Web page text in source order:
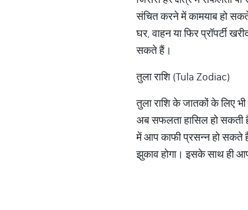
संचित करने में कामयाब हो
घर, वाहन या फिर प्रॉपर्टी
सकते हैं।
तुला राशि (Tula Zodiac)
तुला राशि के जातकों के लिए
अब सफलता हासिल हो
में आप काफी प्रसन्न हो सकते
झुकाव होगा। इसके साथ ही